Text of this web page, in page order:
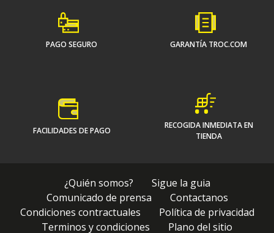
PAGO SEGURO GARANTÍA TROC.COM
FACILIDADES DE PAGO
RECOGIDA INMEDIATA EN
TIENDA
¿Quién somos?
Sigue la guia
Comunicado de prensa
Contactanos
Condiciones contractuales
Política de privacidad
Terminos y condiciones
Plano del sitio